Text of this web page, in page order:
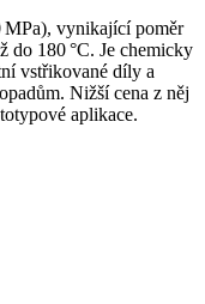
MPa), vynikající poměr
do 180 °C. Je chemicky
vstřikované díly a
Nižší cena z něj
aplikace.